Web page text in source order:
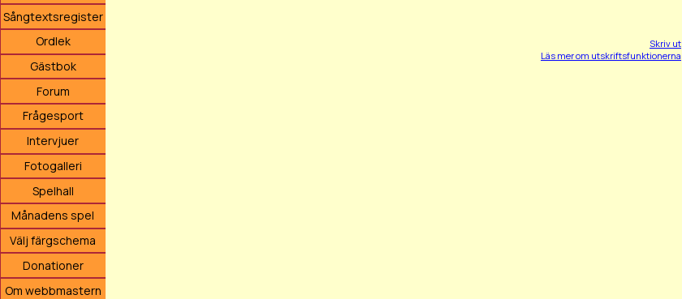
Sångtextsregister
Ordlek
Gästbok
Forum
Frågesport
Intervjuer
Fotogalleri
Spelhall
Månadens spel
Välj färgschema
Donationer
Om webbmastern
Skriv ut
Läs mer om utskriftsfunktionerna